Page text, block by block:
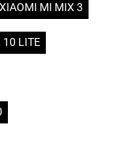
XIAOMI MI MIX 3
10 LITE